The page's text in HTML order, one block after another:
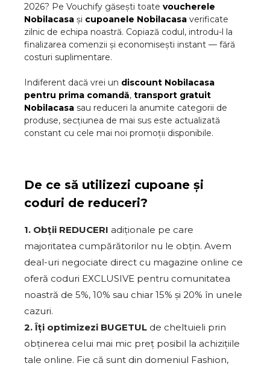
2026? Pe Vouchify găsești toate voucherele
Nobilacasa și cupoanele Nobilacasa verificate
zilnic de echipa noastră. Copiază codul, introdu-l la
finalizarea comenzii și economisești instant — fără
costuri suplimentare.
Indiferent dacă vrei un discount Nobilacasa
pentru prima comandă, transport gratuit
Nobilacasa sau reduceri la anumite categorii de
produse, secțiunea de mai sus este actualizată
constant cu cele mai noi promoții disponibile.
De ce să utilizezi cupoane și
coduri de reduceri?
1. Obții REDUCERI adiționale pe care
majoritatea cumpărătorilor nu le obțin. Avem
deal-uri negociate direct cu magazine online ce
oferă coduri EXCLUSIVE pentru comunitatea
noastră de 5%, 10% sau chiar 15% și 20% în unele
cazuri.
2. Îți optimizezi BUGETUL de cheltuieli prin
obținerea celui mai mic preț posibil la achizițiile
tale online. Fie că sunt din domeniul Fashion,